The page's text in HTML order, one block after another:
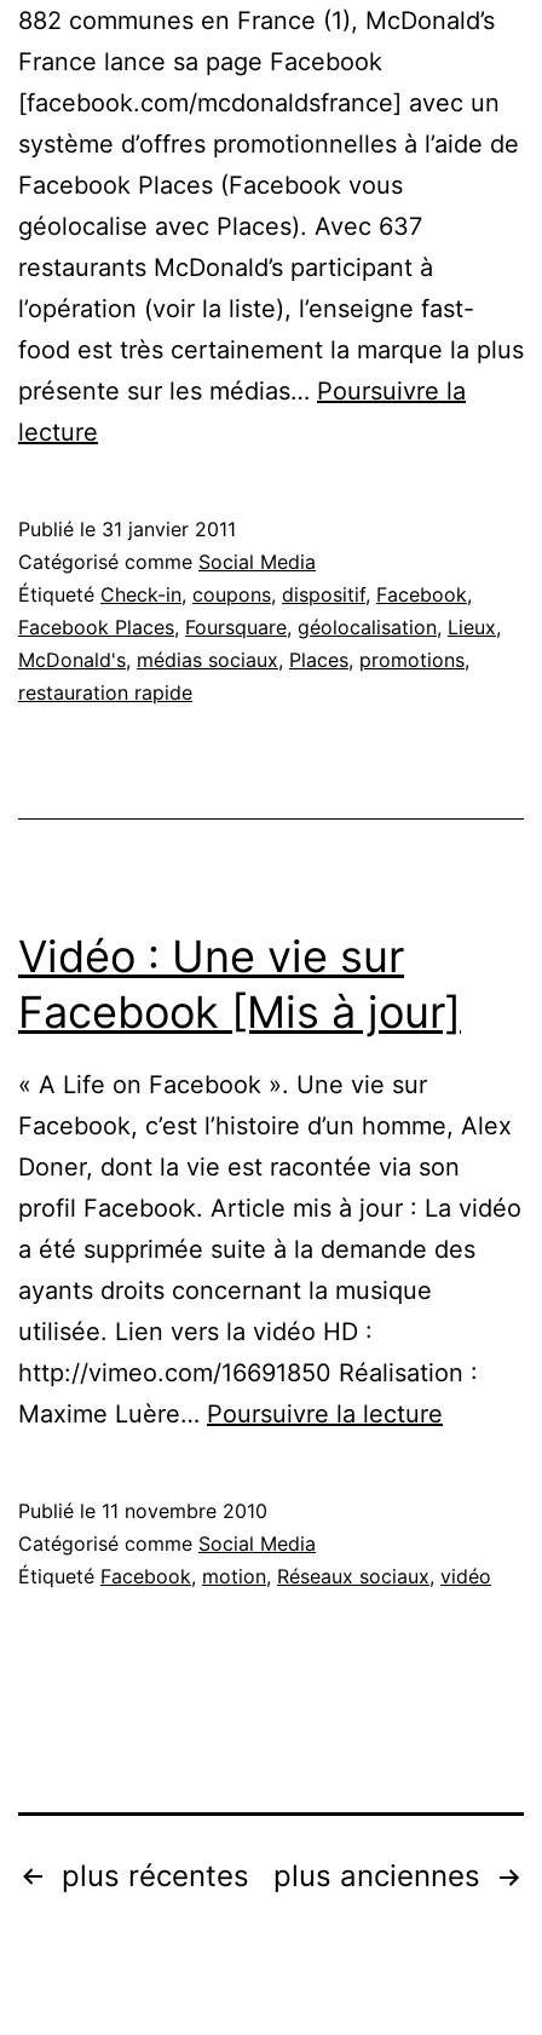
882 communes en France (1), McDonald’s
France lance sa page Facebook
[facebook.com/mcdonaldsfrance] avec un
système d’offres promotionnelles à l’aide de
Facebook Places (Facebook vous
géolocalise avec Places). Avec 637
restaurants McDonald’s participant à
l’opération (voir la liste), l’enseigne fast-
food est très certainement la marque la plus
présente sur les médias… Poursuivre la
lecture
bons
plans
via
Facebook
Publié le 31 janvier 2011
Catégorisé comme Social Media
Étiqueté Check-in, coupons, dispositif, Facebook,
Facebook Places, Foursquare, géolocalisation, Lieux,
McDonald's, médias sociaux, Places, promotions,
restauration rapide
Vidéo : Une vie sur
Facebook [Mis à jour]
« A Life on Facebook ». Une vie sur
Facebook, c’est l’histoire d’un homme, Alex
Doner, dont la vie est racontée via son
profil Facebook. Article mis à jour : La vidéo
a été supprimée suite à la demande des
ayants droits concernant la musique
utilisée. Lien vers la vidéo HD :
http://vimeo.com/16691850 Réalisation :
Maxime Luère… Poursuivre la lecture
sur
Publié le 11 novembre 2010
Catégorisé comme Social Media
Étiqueté Facebook, motion, Réseaux sociaux, vidéo
Pagination
plus récentes plus anciennes